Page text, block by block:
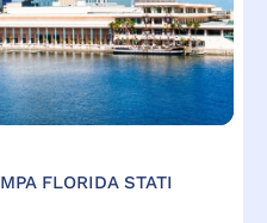
FLORIDA STATI